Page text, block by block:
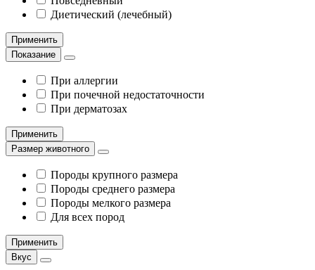
Диетический (лечебный)
Применить
Показание
При аллергии
При почечной недостаточности
При дерматозах
Применить
Размер животного
Породы крупного размера
Породы среднего размера
Породы мелкого размера
Для всех пород
Применить
Вкус